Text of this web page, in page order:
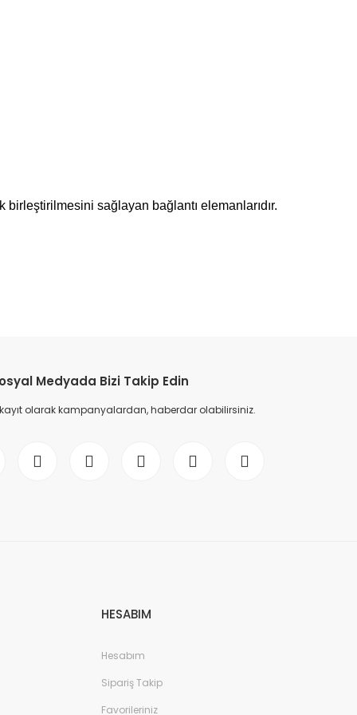
sağlayan bağlantı elemanlarıdır.
Medyada Bizi Takip Edin
olarak kampanyalardan, haberdar olabilirsiniz.
HESABIM
Hesabım
Sipariş Takip
Favorileriniz